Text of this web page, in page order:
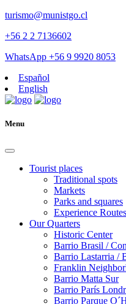
turismo@munistgo.cl
+56 2 2 7136602
WhatsApp +56 9 9920 8053
Español
English
Menu
Tourist places
Traditional spots
Markets
Parks and squares
Experience Routes
Our Quarters
Historic Center
Barrio Brasil /
Barrio Lastarria /
Franklin
Barrio Matta Sur
Barrio Parí­s
Barrio Parque